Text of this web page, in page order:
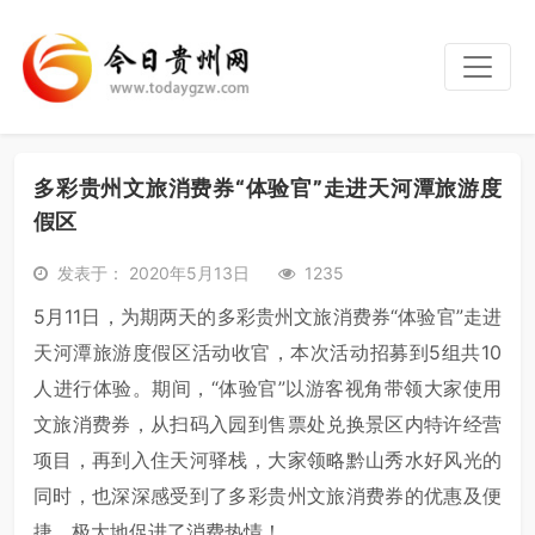
多彩贵州文旅消费券“体验官”走进天河潭旅游度
假区
发表于： 2020年5月13日 1235
5月11日，为期两天的多彩贵州文旅消费券“体验官”走进
天河潭旅游度假区活动收官，本次活动招募到5组共10
人进行体验。期间，“体验官”以游客视角带领大家使用
文旅消费券，从扫码入园到售票处兑换景区内特许经营
项目，再到入住天河驿栈，大家领略黔山秀水好风光的
同时，也深深感受到了多彩贵州文旅消费券的优惠及便